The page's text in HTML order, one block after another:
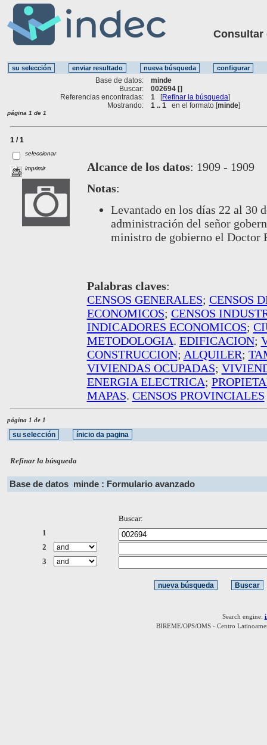
Consultar
Base de datos:
minde
Buscar:
002694 []
Referencias encontradas:
1 [Refinar la búsqueda]
Mostrando:
1 .. 1 en el formato [minde]
página 1 de 1
1 / 1
seleccionar
imprimir Alcance de los datos: 1909 - 1909
Notas:
Levantado en los días 22 al 30
administración del señor
ministro de gobierno el Doctor
Palabras claves:
CENSOS GENERALES; CENSOS
ECONOMICOS; CENSOS
INDICADORES ECONOMICOS;
METODOLOGIA. EDIFICACION;
CONSTRUCCION; ALQUILER;
VIVIENDAS OCUPADAS;
ENERGIA ELECTRICA;
MAPAS. CENSOS PROVINCIALES
página 1 de 1
Refinar la búsqueda
Base de datos minde : Formulario avanzado
Buscar:
1
2
3
Search engine:
BIREME/OPS/OMS - Centro